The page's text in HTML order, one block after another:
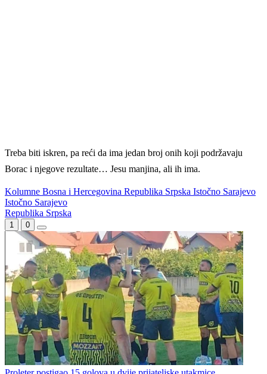
Treba biti iskren, pa reći da ima jedan broj onih koji podržavaju
Borac i njegove rezultate… Jesu manjina, ali ih ima.
Kolumne Bosna i Hercegovina Republika Srpska Istočno Sarajevo
Istočno Sarajevo
WEB PREPORUKE
City ne želi tek tako pustiti
Rodrija, evo koliko traži od
Barcelone
"Poste restante", nova knjiga
izdavačke kuće NULA NULA
HNS osudio teški napad na
poznatog nogometnog suca
Prije nekoliko godina
zaludjela je internet, a onda
nestala iz javnosti: Svi se
pitaju gdje je i šta radi
(VIDEO)